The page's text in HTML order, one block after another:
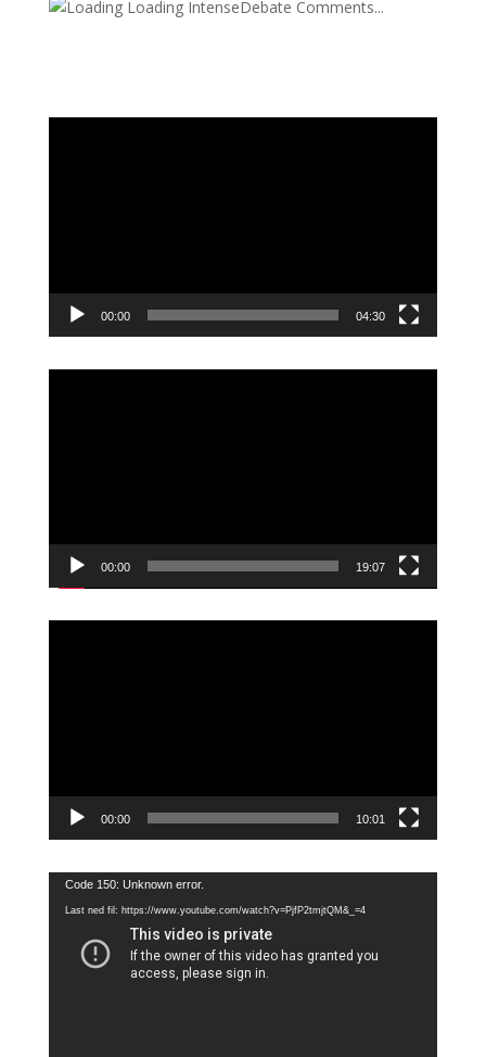
Loading IntenseDebate Comments...
00:00 04:30
00:00 19:07
00:00 10:01
Videoavspiller
Code 150: Unknown error.
Last ned fil: https://www.youtube.com/watch?v=PjfP2tmjtQM&_=4